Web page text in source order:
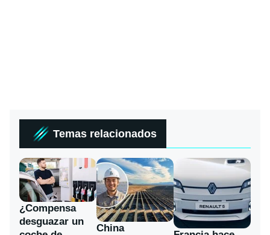
Temas relacionados
¿Compensa
desguazar un
China